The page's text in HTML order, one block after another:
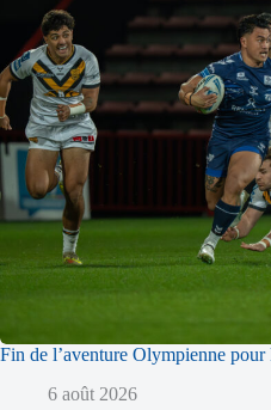
Fin de l’aventure Olympienne pour
6 août 2026